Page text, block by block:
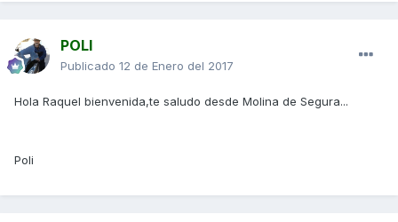
POLI
Publicado 12 de Enero del 2017
Hola Raquel bienvenida,te saludo desde Molina de Segura...
Poli